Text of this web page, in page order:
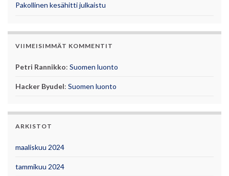
Pakollinen kesähitti julkaistu
VIIMEISIMMÄT KOMMENTIT
Petri Rannikko: Suomen luonto
Hacker Byudel: Suomen luonto
ARKISTOT
maaliskuu 2024
tammikuu 2024